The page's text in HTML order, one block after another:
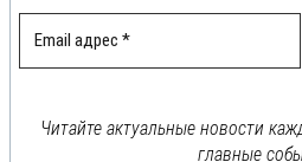
Читайте актуальные новости
главные